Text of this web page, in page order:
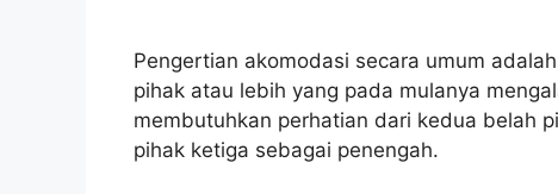
Pengertian akomodasi secara umum
pihak atau lebih yang pada mulanya
membutuhkan perhatian dari kedua belah
pihak ketiga sebagai penengah.